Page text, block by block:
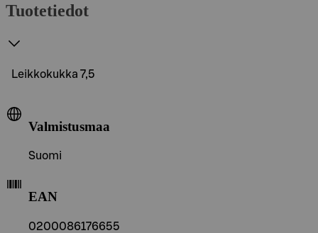
Tuotetiedot
Leikkokukka 7,5
Valmistusmaa
Suomi
EAN
0200086176655